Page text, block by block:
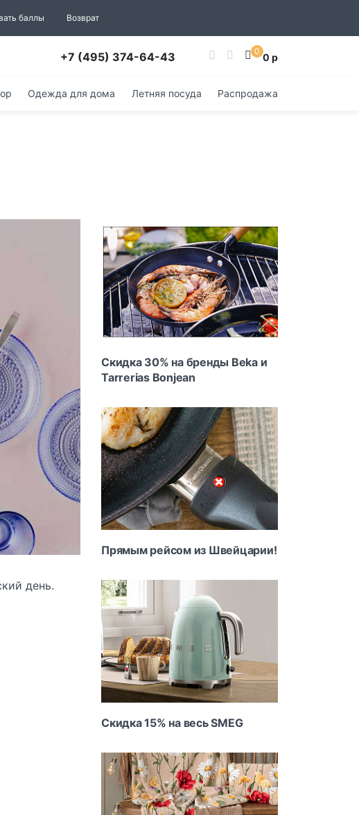
баллы Возврат
+7 (495) 374-64-43 0 0 р
Одежда для дома Летняя посуда Распродажа
день.
Скидка 30% на бренды Beka и
Tarrerias Bonjean
Прямым рейсом из Швейцарии!
Скидка 15% на весь SMEG